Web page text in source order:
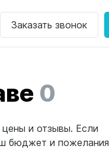
Заказать звонок
0
и отзывы. Если
бюджет и пожелания